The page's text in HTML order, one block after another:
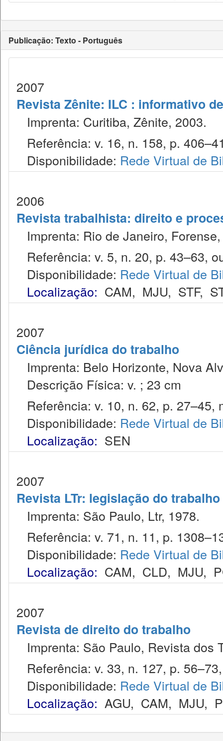
Publicação: Texto - Português
2007
Revista Zênite: ILC : informativo
Imprenta: Curitiba, Zênite, 2003.
Referência: v. 16, n. 158, p.
Disponibilidade: Rede Virtual de
2006
Revista trabalhista: direito e
Imprenta: Rio de Janeiro,
Referência: v. 5, n. 20, p. 43–63,
Disponibilidade: Rede Virtual de
Localização: CAM, MJU, STF,
2007
Ciência jurídica do trabalho
Imprenta: Belo Horizonte, Nova
Descrição Física: v. ; 23 cm
Referência: v. 10, n. 62, p. 27–45,
Disponibilidade: Rede Virtual de
Localização: SEN
2007
Revista LTr: legislação do trabalho
Imprenta: São Paulo, Ltr, 1978.
Referência: v. 71, n. 11, p.
Disponibilidade: Rede Virtual de
Localização: CAM, CLD, MJU,
2007
Revista de direito do trabalho
Imprenta: São Paulo, Revista dos
Referência: v. 33, n. 127, p.
Disponibilidade: Rede Virtual de
Localização: AGU, CAM, MJU,